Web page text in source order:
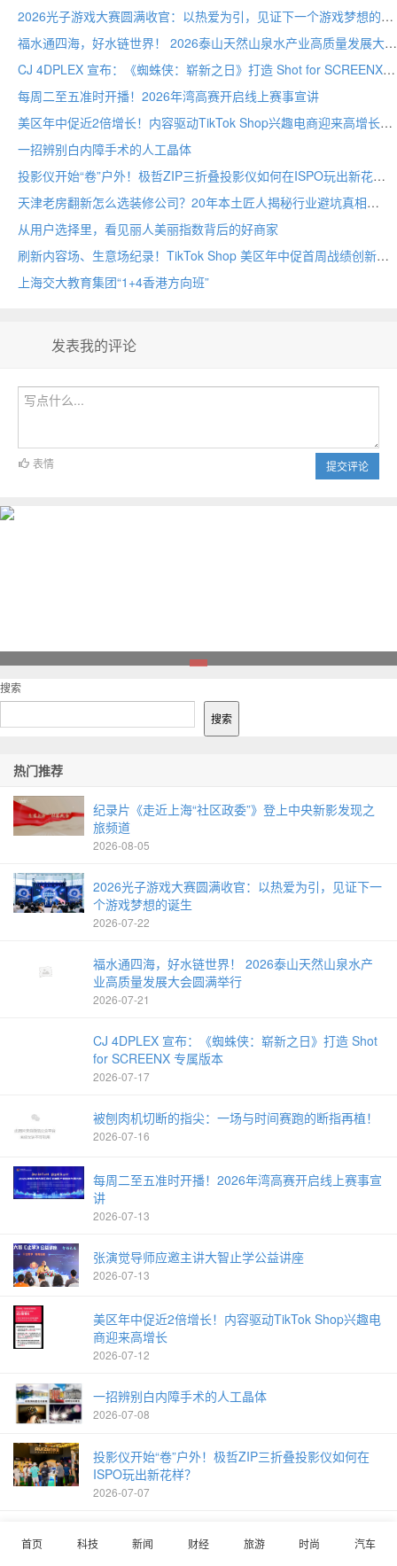
2026光子游戏大赛圆满收官：以热爱为引，见证下一个游戏梦想的诞生
福水通四海，好水链世界！ 2026泰山天然山泉水产业高质量发展大会圆满举行
CJ 4DPLEX 宣布：《蜘蛛侠：崭新之日》打造 Shot for SCREENX 专属版本
每周二至五准时开播！2026年湾高赛开启线上赛事宣讲
美区年中促近2倍增长！内容驱动TikTok Shop兴趣电商迎来高增长
一招辨别白内障手术的人工晶体
投影仪开始“卷”户外！极哲ZIP三折叠投影仪如何在ISPO玩出新花样？
天津老房翻新怎么选装修公司？20年本土匠人揭秘行业避坑真相
从用户选择里，看见丽人美丽指数背后的好商家
刷新内容场、生意场纪录！TikTok Shop 美区年中促首周战绩创新高
上海交大教育集团“1+4香港方向班”
发表我的评论
提交评论
表情
搜索
搜索
热门推荐
纪录片《走近上海“社区政委”》登上中央新影发现之
旅频道
2026-08-05
2026光子游戏大赛圆满收官：以热爱为引，见证下一
个游戏梦想的诞生
2026-07-22
福水通四海，好水链世界！ 2026泰山天然山泉水产
业高质量发展大会圆满举行
2026-07-21
CJ 4DPLEX 宣布：《蜘蛛侠：崭新之日》打造 Shot
for SCREENX 专属版本
2026-07-17
被刨肉机切断的指尖：一场与时间赛跑的断指再植！
2026-07-16
每周二至五准时开播！2026年湾高赛开启线上赛事宣
讲
2026-07-13
张演觉导师应邀主讲大智止学公益讲座
2026-07-13
美区年中促近2倍增长！内容驱动TikTok Shop兴趣电
商迎来高增长
2026-07-12
一招辨别白内障手术的人工晶体
2026-07-08
投影仪开始“卷”户外！极哲ZIP三折叠投影仪如何在
ISPO玩出新花样？
2026-07-07
业避坑真相
首页 科技 新闻 财经 旅游 时尚 汽车